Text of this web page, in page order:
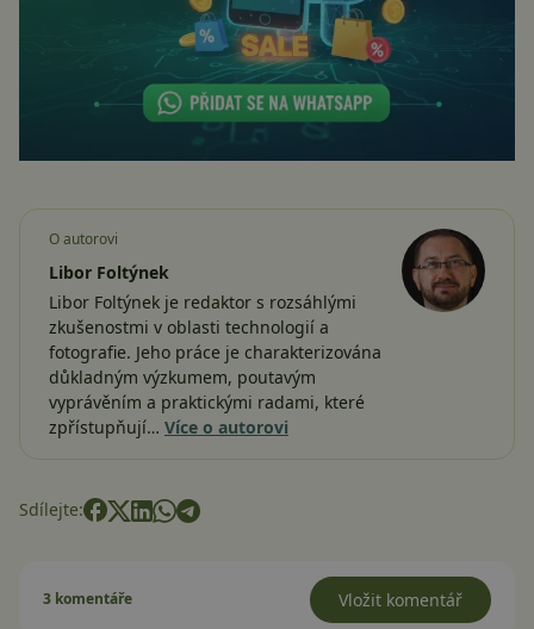
O autorovi
Libor Foltýnek
Libor Foltýnek je redaktor s rozsáhlými
zkušenostmi v oblasti technologií a
fotografie. Jeho práce je charakterizována
důkladným výzkumem, poutavým
vyprávěním a praktickými radami, které
zpřístupňují… Více o autorovi
Sdílejte:
3 komentáře Vložit komentář